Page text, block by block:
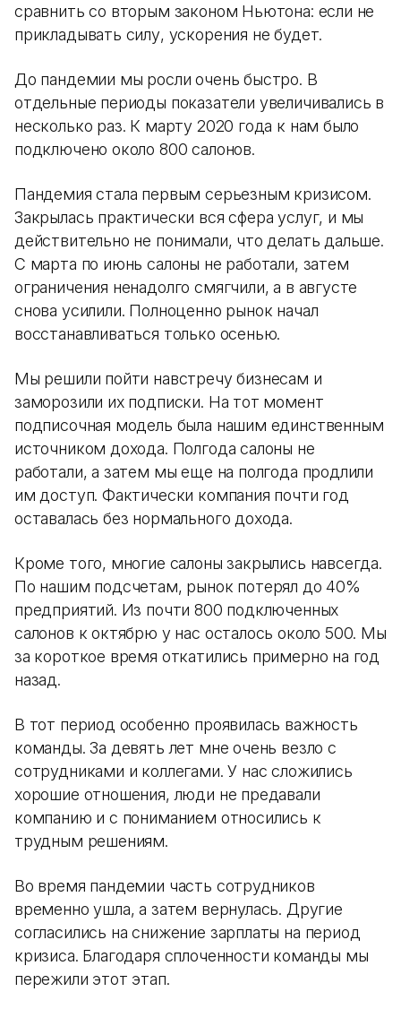
сравнить со вторым законом Ньютона: если не
прикладывать силу, ускорения не будет.
До пандемии мы росли очень быстро. В
отдельные периоды показатели увеличивались в
несколько раз. К марту 2020 года к нам было
подключено около 800 салонов.
Пандемия стала первым серьезным кризисом.
Закрылась практически вся сфера услуг, и мы
действительно не понимали, что делать дальше.
С марта по июнь салоны не работали, затем
ограничения ненадолго смягчили, а в августе
снова усилили. Полноценно рынок начал
восстанавливаться только осенью.
Мы решили пойти навстречу бизнесам и
заморозили их подписки. На тот момент
подписочная модель была нашим единственным
источником дохода. Полгода салоны не
работали, а затем мы еще на полгода продлили
им доступ. Фактически компания почти год
оставалась без нормального дохода.
Кроме того, многие салоны закрылись навсегда.
По нашим подсчетам, рынок потерял до 40%
предприятий. Из почти 800 подключенных
салонов к октябрю у нас осталось около 500. Мы
за короткое время откатились примерно на год
назад.
В тот период особенно проявилась важность
команды. За девять лет мне очень везло с
сотрудниками и коллегами. У нас сложились
хорошие отношения, люди не предавали
компанию и с пониманием относились к
трудным решениям.
Во время пандемии часть сотрудников
временно ушла, а затем вернулась. Другие
согласились на снижение зарплаты на период
кризиса. Благодаря сплоченности команды мы
пережили этот этап.